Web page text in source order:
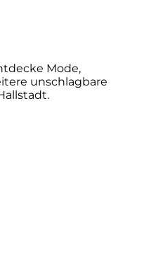
Mode,
unschlagbare